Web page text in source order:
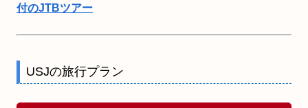
付のJTBツアー
USJの旅行プラン